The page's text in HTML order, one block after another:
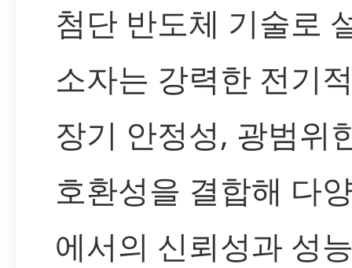
첨단 반도체 기술로
소자는 강력한 전기
장기 안정성, 광범위
호환성을 결합해 다
에서의 신뢰성과 성